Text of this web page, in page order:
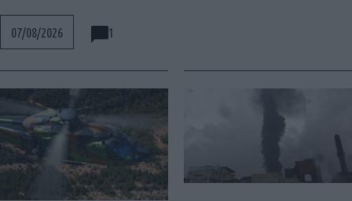
07/08/2026 1